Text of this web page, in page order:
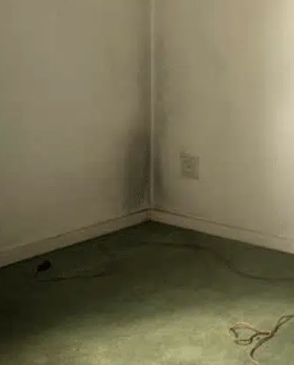
Área reservada
Amigos das
Mais informação sobre
Amigos das
Subscreva a
Galeria das
Preencha os dados e
'Subscrever' para
nossas notícias.